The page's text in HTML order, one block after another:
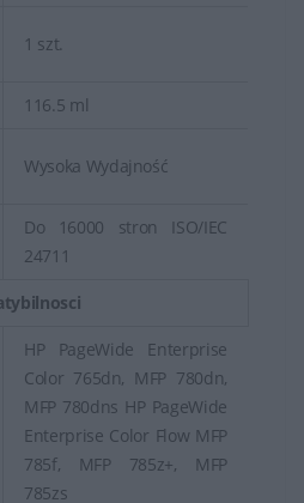
1 szt.
116.5 ml
Wysoka Wydajność
Do 16000 stron ISO/IEC
24711
HP PageWide Enterprise
Color 765dn, MFP 780dn,
MFP 780dns HP PageWide
Enterprise Color Flow MFP
785f, MFP 785z+, MFP
785zs